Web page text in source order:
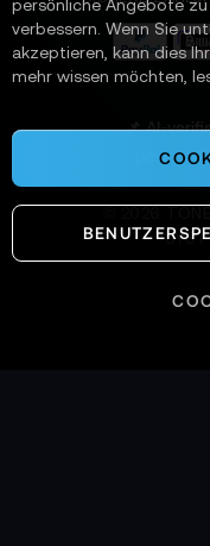
n
📌 AI-
powered
persönliche Angebote
verbessern. Wenn Sie
akzeptieren, kann dies
mehr wissen möchten,